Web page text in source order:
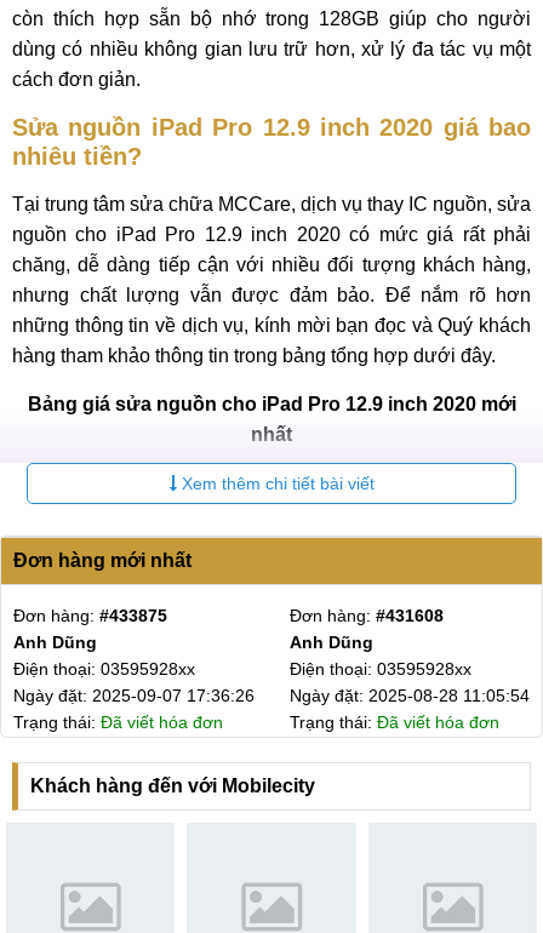
còn thích hợp sẵn bộ nhớ trong 128GB giúp cho người
dùng có nhiều không gian lưu trữ hơn, xử lý đa tác vụ một
cách đơn giản.
Sửa nguồn iPad Pro 12.9 inch 2020 giá bao
nhiêu tiền?
Tại trung tâm sửa chữa MCCare, dịch vụ thay IC nguồn, sửa
nguồn cho iPad Pro 12.9 inch 2020 có mức giá rất phải
chăng, dễ dàng tiếp cận với nhiều đối tượng khách hàng,
nhưng chất lượng vẫn được đảm bảo. Để nắm rõ hơn
những thông tin về dịch vụ, kính mời bạn đọc và Quý khách
hàng tham khảo thông tin trong bảng tổng hợp dưới đây.
Bảng giá sửa nguồn cho iPad Pro 12.9 inch 2020 mới
nhất
STT Tên dịch vụ Giá
1
Giá thay IC nguồn, sửa
nguồn iPad Pro 12.9 inch
M1 2021
2
Giá thay IC nguồn, sửa
nguồn iPad Pro 12.9 inch
2020
2.000.000
3
tháng
3
nguồn iPad 11 inch M1
2021
Giá thay IC nguồn, sửa
3.200.000
3
Xem thêm chi tiết bài viết
Đơn hàng mới nhất
Đơn hàng: #433875
Anh Dũng
Điện thoại: 03595928xx
Ngày đặt: 2025-09-07 17:36:26
Trạng thái: Đã viết hóa đơn
Đơn hàng: #431608
Anh Dũng
Điện thoại: 03595928xx
Ngày đặt: 2025-08-28 11:05:54
Trạng thái: Đã viết hóa đơn
Khách hàng đến với Mobilecity